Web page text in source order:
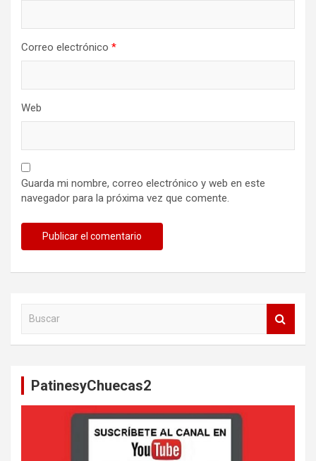
Correo electrónico *
Web
Guarda mi nombre, correo electrónico y web en este
navegador para la próxima vez que comente.
PatinesyChuecas2